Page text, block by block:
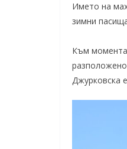
Името на
зимни
Към момента
Джурковска